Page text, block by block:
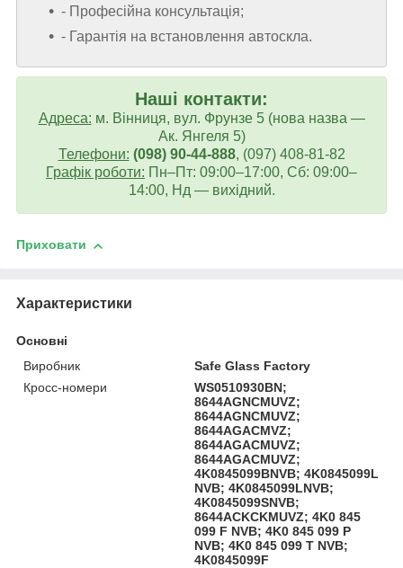
- Професійна консультація;
- Гарантія на встановлення автоскла.
Наші контакти:
Адреса: м. Вінниця, вул. Фрунзе 5 (нова назва —
Ак. Янгеля 5)
Телефони: (098) 90-44-888, (097) 408-81-82
Графік роботи: Пн–Пт: 09:00–17:00, Сб: 09:00–
14:00, Нд — вихідний.
Приховати
Характеристики
Основні
Виробник
Safe Glass Factory
Кросс-номери
WS0510930BN;
8644AGNCMUVZ;
8644AGNCMUVZ;
8644AGACMVZ;
8644AGACMUVZ;
8644AGACMUVZ;
4K0845099BNVB; 4K0845099L
NVB; 4K0845099LNVB;
4K0845099SNVB;
8644ACKCKMUVZ; 4K0 845
099 F NVB; 4K0 845 099 P
NVB; 4K0 845 099 T NVB;
4K0845099F